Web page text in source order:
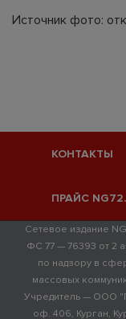
Источник фото:
КОНТАКТЫ
ПРАЙС
Сетевое издание
ФС 77 — 76393 от 2
по надзору в
массовых
Учредитель — ООО
оф. 406, Курган,